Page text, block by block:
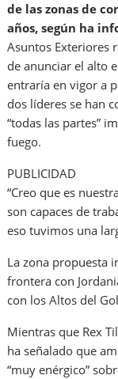
de las zonas de
años, según ha
Asuntos Exteriores
de anunciar el alto
entraría en vigor a
dos líderes se han
“todas las partes”
fuego.
PUBLICIDAD
“Creo que es
son capaces de
eso tuvimos una
La zona propuesta
frontera con
con los Altos del
Mientras que Rex
ha señalado que
“muy enérgico”